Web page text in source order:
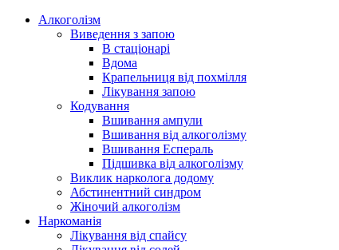
Алкоголізм
Виведення з запою
В стаціонарі
Вдома
Крапельниця від похмілля
Лікування запою
Кодування
Вшивання ампули
Вшивання від алкоголізму
Вшивання Еспераль
Підшивка від алкоголізму
Виклик нарколога додому
Абстинентний синдром
Жіночий алкоголізм
Наркоманія
Лікування від спайсу